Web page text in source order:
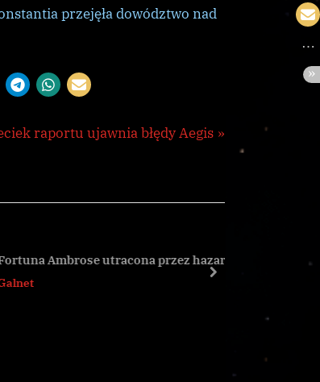
przejęła dowództwo nad
raportu ujawnia błędy Aegis
Ambrose utracona przez hazard Senator
next